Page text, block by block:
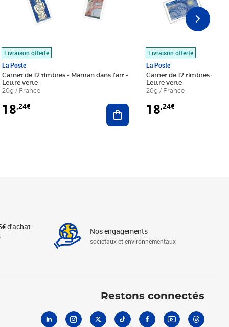
au panier
Livraison offerte
La Poste
Carnet de 12 timbres - Maman dans l'art -
Lettre verte
20g / France
18,24€ Ajouter au panier
Livraison offerte
La Poste
Carnet de 12 timbres - Le
Lettre verte
20g / France
18,24€
d'achat Nos engagements
sociétaux et environnementaux
Restons connectés